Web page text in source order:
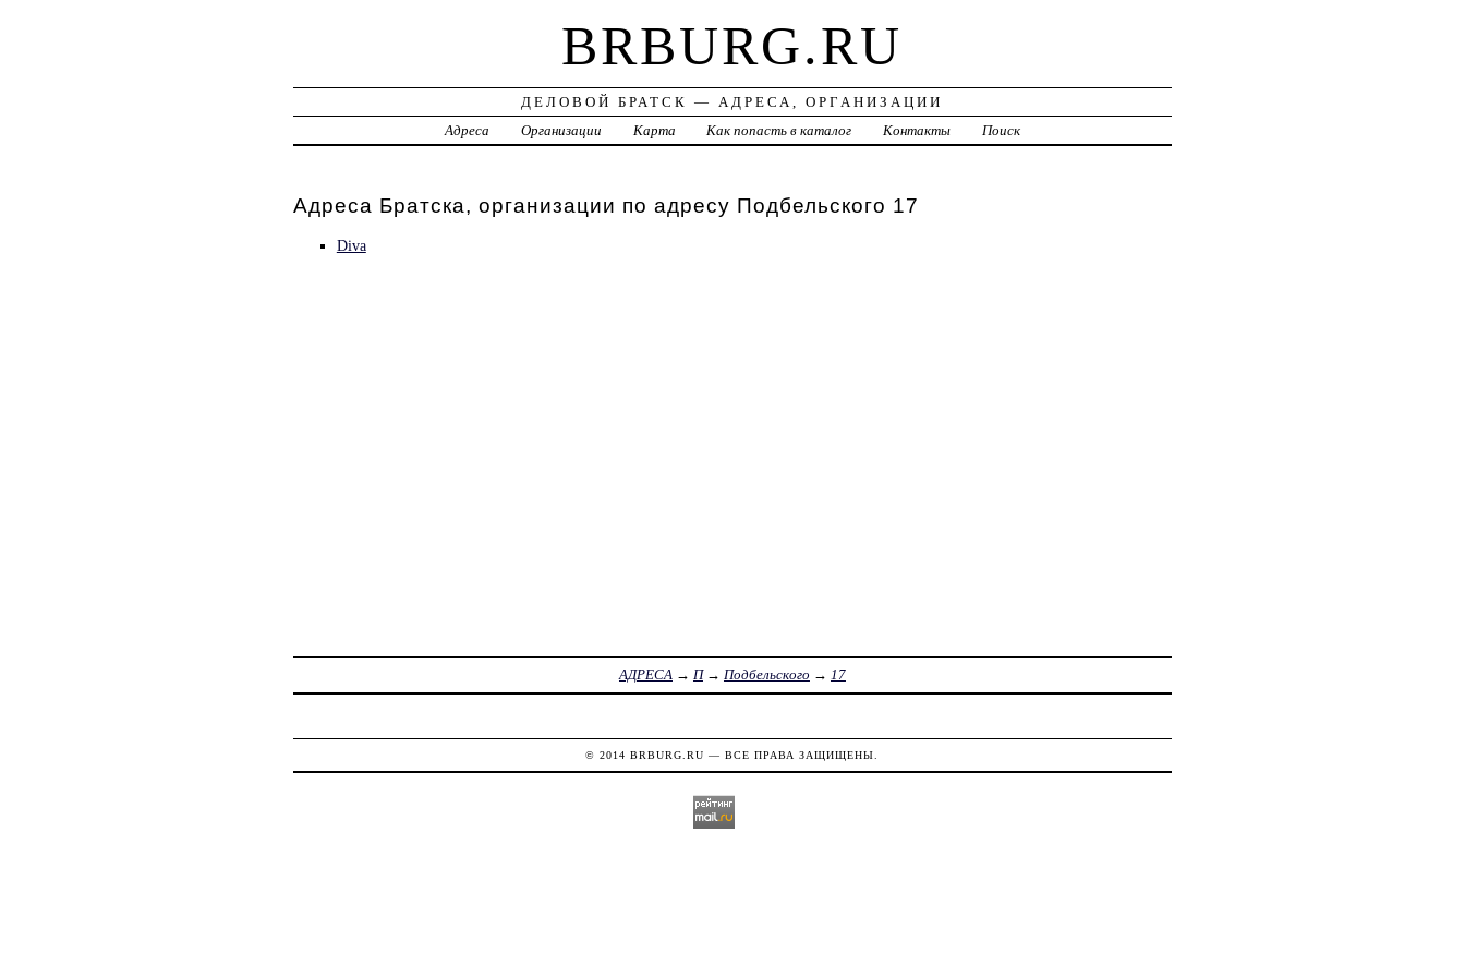
BRBURG.RU
ДЕЛОВОЙ БРАТСК — АДРЕСА, ОРГАНИЗАЦИИ
Адреса
Организации Карта Как попасть в каталог Контакты Поиск
Адреса Братска, организации по адресу Подбельского 17
Diva
АДРЕСА→ П→ Подбельского → 17
© 2014BRBURG.RU — ВСЕ ПРАВА ЗАЩИЩЕНЫ.